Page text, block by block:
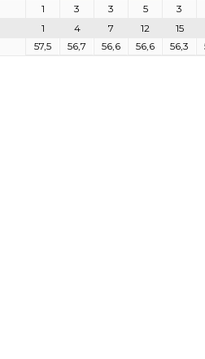
1 3 3 5
3
1 4 7 12
15
57,5 56,7 56,6 56,6 56,3